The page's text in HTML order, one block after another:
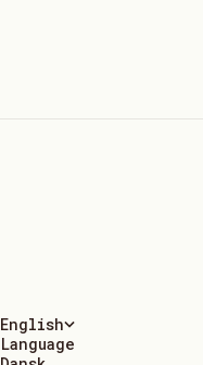
English
Language